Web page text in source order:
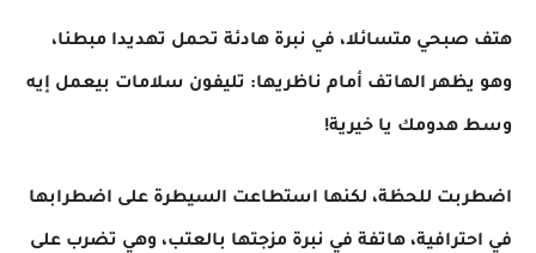
هتف صبحي متسائلا، في نبرة هادئة تحمل تهديدا مبطنا،
وهو يظهر الهاتف أمام ناظريها: تليفون سلامات بيعمل إيه
وسط هدومك يا خيرية!
اضطربت للحظة، لكنها استطاعت السيطرة على اضطرابها
في احترافية، هاتفة في نبرة مزجتها بالعتب، وهي تضرب على